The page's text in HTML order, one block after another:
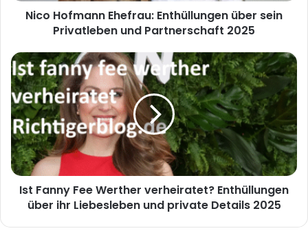
Nico Hofmann Ehefrau: Enthüllungen über sein
Privatleben und Partnerschaft 2025
Ist Fanny Fee Werther verheiratet? Enthüllungen
über ihr Liebesleben und private Details 2025